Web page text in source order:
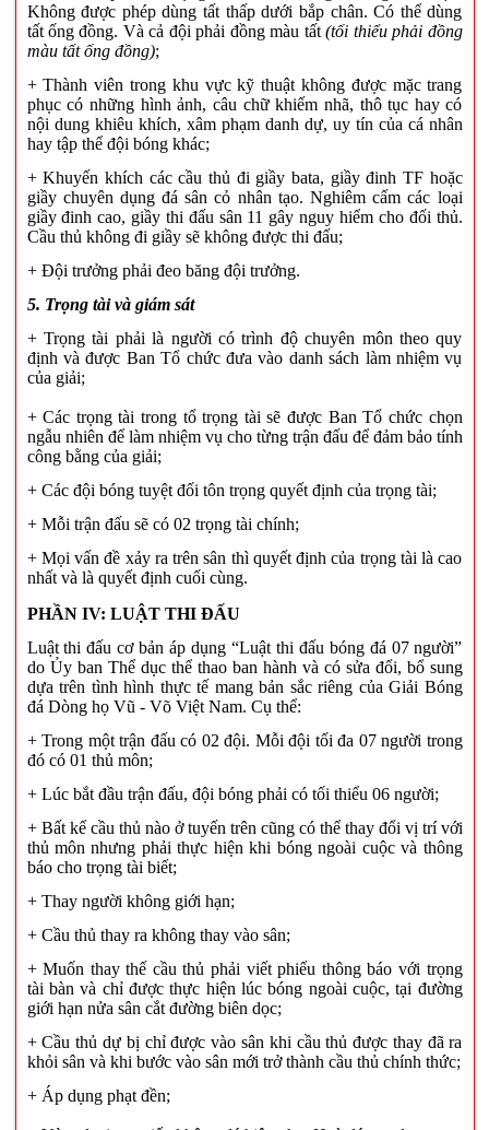
Không được phép dùng tất thấp dưới bắp chân. Có thể dùng
tất ống đồng. Và cả đội phải đồng màu tất(tối thiểu phải đồng
màu tất ống đồng);
+ Thành viên trong khu vực kỹ thuật không được mặc trang
phục có những hình ảnh, câu chữ khiếm nhã, thô tục hay có
nội dung khiêu khích, xâm phạm danh dự, uy tín của cá nhân
hay tập thể đội bóng khác;
+ Khuyến khích các cầu thủ đi giầy bata, giầyđinh TFhoặc
giầy chuyên dụng đá sân cỏ nhân tạo. Nghiêm cấm các loại
giầyđinh cao, giầy thi đấu sân 11 gây nguy hiểm cho đối thủ.
Cầu thủ không đi giầy sẽ không được thi đấu;
+ Đội trưởng phải đeo băng đội trưởng.
5. Trọng tài và giám sát
+ Trọng tài phải là người có trình độ chuyên môn theo quy
định và được Ban Tổ chức đưa vào danh sách làm nhiệm vụ
của giải;
+ Các trọng tài trong tổ trọng tài sẽ được Ban Tổ chức chọn
ngẫu nhiên để làm nhiệm vụ cho từng trận đấu để đảm bảo tính
công bằng của giải;
+ Các đội bóng tuyệt đối tôn trọng quyết định của trọng tài;
+ Mỗi trận đấu sẽ có 02 trọng tài chính;
+ Mọi vấn đề xảy ra trên sân thì quyết định của trọng tài là cao
nhất và là quyết định cuối cùng.
PHẦN IV: LUẬT THI ĐẤU
Luật thi đấu cơ bản áp dụng “Luật thi đấu bóng đá 07 người”
do Ủy ban Thể dục thể thao ban hành và có sửa đổi, bổ sung
dựa trên tình hình thực tế mang bản sắc riêng của Giải Bóng
đá Dòng họ Vũ - Võ Việt Nam. Cụ thể:
+ Trong một trận đấu có 02 đội. Mỗi đội tối đa 07 người trong
đó có 01 thủ môn;
+ Lúc bắt đầu trận đấu, đội bóng phải có tối thiểu 06 người;
+ Bất kể cầu thủ nào ở tuyến trên cũng có thể thay đổi vị trí với
thủ môn nhưng phải thực hiện khi bóng ngoài cuộc và thông
báo cho trọng tài biết;
+ Thay người không giới hạn;
+ Cầu thủ thay ra không thay vào sân;
+ Muốn thay thế cầu thủ phải viết phiếu thông báo với trọng
tài bàn và chỉ được thực hiện lúc bóng ngoài cuộc, tại đường
giới hạn nửa sân cắt đường biên dọc;
+ Cầu thủ dự bị chỉ được vào sân khi cầu thủ được thay đã ra
khỏi sân và khi bước vào sân mới trở thành cầu thủ chính thức;
+ Áp dụng phạt đền;